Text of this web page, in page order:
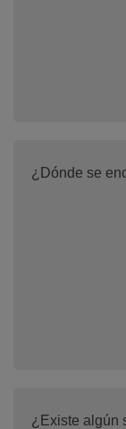
¿Dónde se
¿Existe algún